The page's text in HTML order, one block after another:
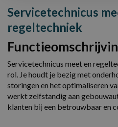
Servicetechnicus
regeltechniek
Servicetechnicus meet en
rol. Je houdt je bezig met
storingen en het optimaliseren
werkt zelfstandig aan
klanten bij een betrouwbaar en